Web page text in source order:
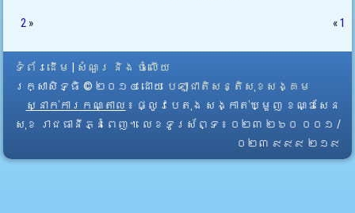
2 » «1
ទំព័រដើម
សំណួរ និង ចំលើយ
រក្សាសិទ្ធិ © ២០១៤ ដោយ​ បេឡាជាតិសន្តិសុខសង្គម
ស្នាក់ការកណ្តាល ៖ ផ្លូវបេតុង សង្កាត់ឃ្មួញ ខណ្ឌសែន
សុខ រាជធានីភ្នំពេញ។ លេខទូរស័ព្ទ ៖ ០២៣ ២៦០ ០០១ /
០២៣ ៩៩៩ ២១៩